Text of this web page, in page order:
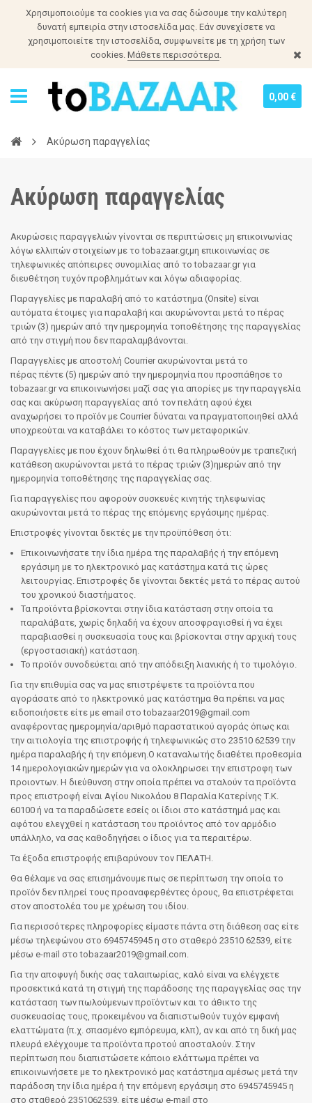
Χρησιμοποιούμε τα cookies για να σας δώσουμε την καλύτερη
δυνατή εμπειρία στην ιστοσελίδα μας. Εάν συνεχίσετε να
χρησιμοποιείτε την ιστοσελίδα, συμφωνείτε με τη χρήση των
cookies. Μάθετε περισσότερα.
0,00 €
Ακύρωση παραγγελίας
Ακύρωση παραγγελίας
Ακυρώσεις παραγγελιών γίνονται σε περιπτώσεις μη επικοινωνίας
λόγω ελλιπών στοιχείων με το tobazaar.gr,μη επικοινωνίας σε
τηλεφωνικές απόπειρες συνομιλίας από το tobazaar.gr για
διευθέτηση τυχόν προβλημάτων και λόγω αδιαφορίας.
Παραγγελίες με παραλαβή από το κατάστημα (Onsite) είναι
αυτόματα έτοιμες για παραλαβή και ακυρώνονται μετά το πέρας
τριών (3) ημερών από την ημερομηνία τοποθέτησης της παραγγελίας
από την στιγμή που δεν παραλαμβάνονται.
Παραγγελίες με αποστολή Courrier ακυρώνονται μετά το
πέρας πέντε (5) ημερών από την ημερομηνία που προσπάθησε το
tobazaar.gr να επικοινωνήσει μαζί σας για απορίες με την παραγγελία
σας και ακύρωση παραγγελίας από τον πελάτη αφού έχει
αναχωρήσει το προϊόν με Courrier δύναται να πραγματοποιηθεί αλλά
υποχρεούται να καταβάλει το κόστος των μεταφορικών.
Παραγγελίες με που έχουν δηλωθεί ότι θα πληρωθούν με τραπεζική
κατάθεση ακυρώνονται μετά το πέρας τριών (3)ημερών από την
ημερομηνία τοποθέτησης της παραγγελίας σας.
Για παραγγελίες που αφορούν συσκευές κινητής τηλεφωνίας
ακυρώνονται μετά το πέρας της επόμενης εργάσιμης ημέρας.
Επιστροφές γίνονται δεκτές με την προϋπόθεση ότι:
Επικοινωνήσατε την ίδια ημέρα της παραλαβής ή την επόμενη
εργάσιμη με το ηλεκτρονικό μας κατάστημα κατά τις ώρες
λειτουργίας. Επιστροφές δε γίνονται δεκτές μετά το πέρας αυτού
του χρονικού διαστήματος.
Τα προϊόντα βρίσκονται στην ίδια κατάσταση στην οποία τα
παραλάβατε, χωρίς δηλαδή να έχουν αποσφραγισθεί ή να έχει
παραβιασθεί η συσκευασία τους και βρίσκονται στην αρχική τους
(εργοστασιακή) κατάσταση.
Το προϊόν συνοδεύεται από την απόδειξη λιανικής ή το τιμολόγιο.
Για την επιθυμία σας να μας επιστρέψετε τα προϊόντα που
αγοράσατε από το ηλεκτρονικό μας κατάστημα θα πρέπει να μας
ειδοποιήσετε είτε με email στο tobazaar2019@gmail.com
αναφέροντας ημερομηνία/αριθμό παραστατικού αγοράς όπως και
την αιτιολογία της επιστροφής ή τηλεφωνικώς στο 23510 62539 την
ημέρα παραλαβής ή την επόμενη.Ο καταναλωτής διαθέτει προθεσμία
14 ημερολογιακών ημερών για να ολοκληρωσει την επιστροφη των
προιοντων. Η διεύθυνση στην οποία πρέπει να σταλούν τα προϊόντα
προς επιστροφή είναι Αγίου Νικολάου 8 Παραλία Κατερίνης Τ.Κ.
60100 ή να τα παραδώσετε εσείς οι ίδιοι στο κατάστημά μας και
αφότου ελεγχθεί η κατάσταση του προϊόντος από τον αρμόδιο
υπάλληλο, να σας καθοδηγήσει ο ίδιος για τα περαιτέρω.
Τα έξοδα επιστροφής επιβαρύνουν τον ΠΕΛΑΤΗ.
Θα θέλαμε να σας επισημάνουμε πως σε περίπτωση την οποία το
προϊόν δεν πληρεί τους προαναφερθέντες όρους, θα επιστρέφεται
στον αποστολέα του με χρέωση του ιδίου.
Για περισσότερες πληροφορίες είμαστε πάντα στη διάθεση σας είτε
μέσω τηλεφώνου στο 6945745945 η στο σταθερό 23510 62539, είτε
μέσω e-mail στο tobazaar2019@gmail.com.
Για την αποφυγή δικής σας ταλαιπωρίας, καλό είναι να ελέγχετε
προσεκτικά κατά τη στιγμή της παράδοσης της παραγγελίας σας την
κατάσταση των πωλούμενων προϊόντων και το άθικτο της
συσκευασίας τους, προκειμένου να διαπιστωθούν τυχόν εμφανή
ελαττώματα (π.χ. σπασμένο εμπόρευμα, κλπ), αν και από τη δική μας
πλευρά ελέγχουμε τα προϊόντα προτού αποσταλούν. Στην
περίπτωση που διαπιστώσετε κάποιο ελάττωμα πρέπει να
επικοινωνήσετε με το ηλεκτρονικό μας κατάστημα αμέσως μετά την
παράδοση την ίδια ημέρα ή την επόμενη εργάσιμη στο 6945745945 η
στο σταθερό 2351062539, είτε μέσω e-mail στο